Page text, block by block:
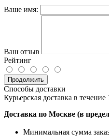
Ваше имя:
Ваш отзыв
Рейтинг
Продолжить
Способы доставки
Курьерская доставка в течение
Доставка по Москве (в
Минимальная сумма